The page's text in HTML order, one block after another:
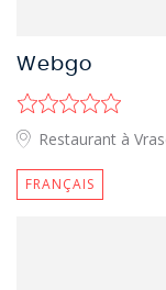
Webgo
Restaurant à
FRANÇAIS